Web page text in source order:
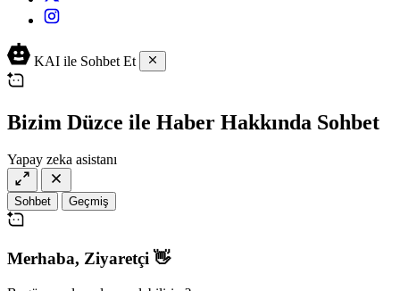
KAI ile Sohbet Et
Bizim Düzce ile Haber Hakkında Sohbet
Yapay zeka asistanı
Sohbet Geçmiş
Merhaba, Ziyaretçi 👋